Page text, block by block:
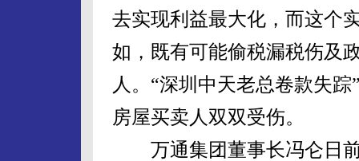
去实现利益最大化，而这个
如，既有可能偷税漏税伤及
人。“深圳中天老总卷款失
房屋买卖人双双受伤。
万通集团董事长冯仑日前